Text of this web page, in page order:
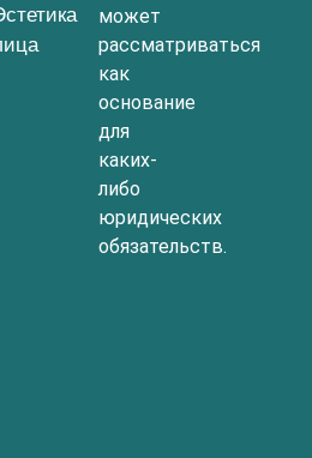
может
рассматриваться
как
основание
для
каких-
либо
юридических
обязательств.